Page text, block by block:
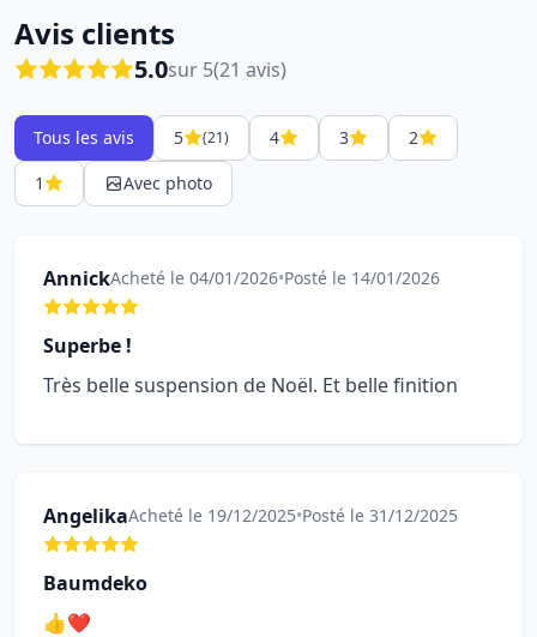
Avis clients
5.0sur 5(21 avis)
Tous les avis 5 (21) 4 3
2
1
Avec photo
AnnickAcheté le 04/01/2026•Posté le 14/01/2026
Superbe !
Très belle suspension de Noël. Et belle finition
AngelikaAcheté le 19/12/2025•Posté le 31/12/2025
Baumdeko
👍❤️